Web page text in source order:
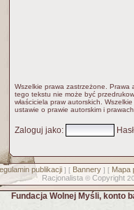
Wszelkie prawa zastrzeżone.
tego tekstu nie może być
właściciela praw autorskich.
ustawie o prawie autorskim i
Zaloguj jako:
publikacji] [ Bannery] [ Mapa
Racjonalista © Copyright
Fundacja Wolnej Myśli, konto